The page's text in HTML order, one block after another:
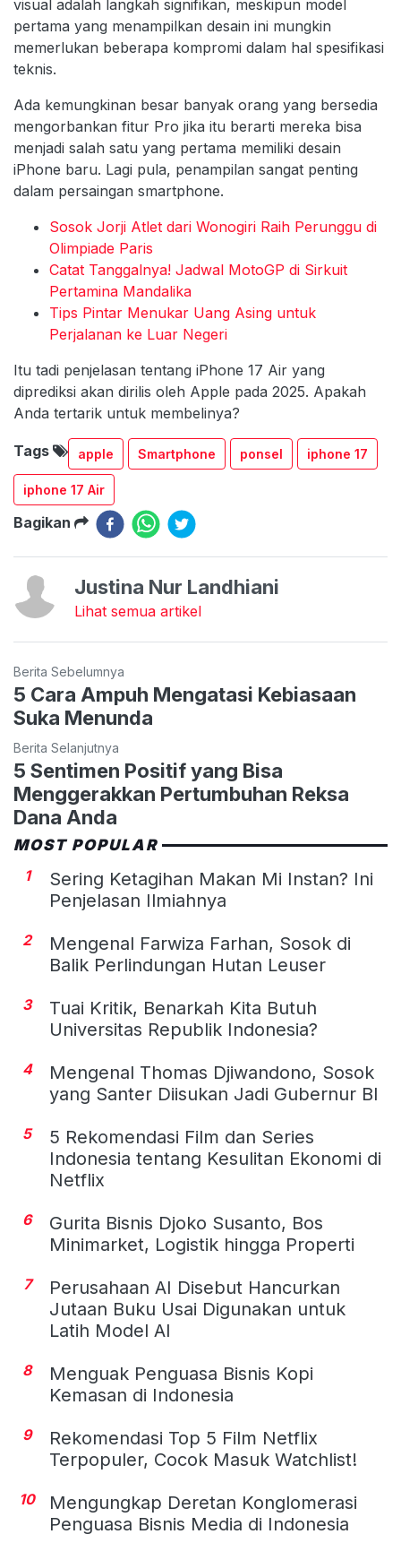
visual adalah langkah signifikan, meskipun model
pertama yang menampilkan desain ini mungkin
memerlukan beberapa kompromi dalam hal spesifikasi
teknis.
Ada kemungkinan besar banyak orang yang bersedia
mengorbankan fitur Pro jika itu berarti mereka bisa
menjadi salah satu yang pertama memiliki desain
iPhone baru. Lagi pula, penampilan sangat penting
dalam persaingan smartphone.
Sosok Jorji Atlet dari Wonogiri Raih Perunggu di
Olimpiade Paris
Catat Tanggalnya! Jadwal MotoGP di Sirkuit
Pertamina Mandalika
Tips Pintar Menukar Uang Asing untuk
Perjalanan ke Luar Negeri
Itu tadi penjelasan tentang iPhone 17 Air yang
diprediksi akan dirilis oleh Apple pada 2025. Apakah
Anda tertarik untuk membelinya?
Tags apple Smartphone ponsel iphone 17
iphone 17 Air
Bagikan
Justina Nur Landhiani
Lihat semua artikel
Berita Sebelumnya
5 Cara Ampuh Mengatasi Kebiasaan
Suka Menunda
Berita Selanjutnya
5 Sentimen Positif yang Bisa
Menggerakkan Pertumbuhan Reksa
Dana Anda
MOST POPULAR
1
Sering Ketagihan Makan Mi Instan? Ini
Penjelasan Ilmiahnya
2
Mengenal Farwiza Farhan, Sosok di
Balik Perlindungan Hutan Leuser
3
Tuai Kritik, Benarkah Kita Butuh
Universitas Republik Indonesia?
4
Mengenal Thomas Djiwandono, Sosok
yang Santer Diisukan Jadi Gubernur BI
5
5 Rekomendasi Film dan Series
Indonesia tentang Kesulitan Ekonomi di
Netflix
6
Gurita Bisnis Djoko Susanto, Bos
Minimarket, Logistik hingga Properti
7
Perusahaan AI Disebut Hancurkan
Jutaan Buku Usai Digunakan untuk
Latih Model AI
8
Menguak Penguasa Bisnis Kopi
Kemasan di Indonesia
9
Rekomendasi Top 5 Film Netflix
Terpopuler, Cocok Masuk Watchlist!
10
Mengungkap Deretan Konglomerasi
Penguasa Bisnis Media di Indonesia